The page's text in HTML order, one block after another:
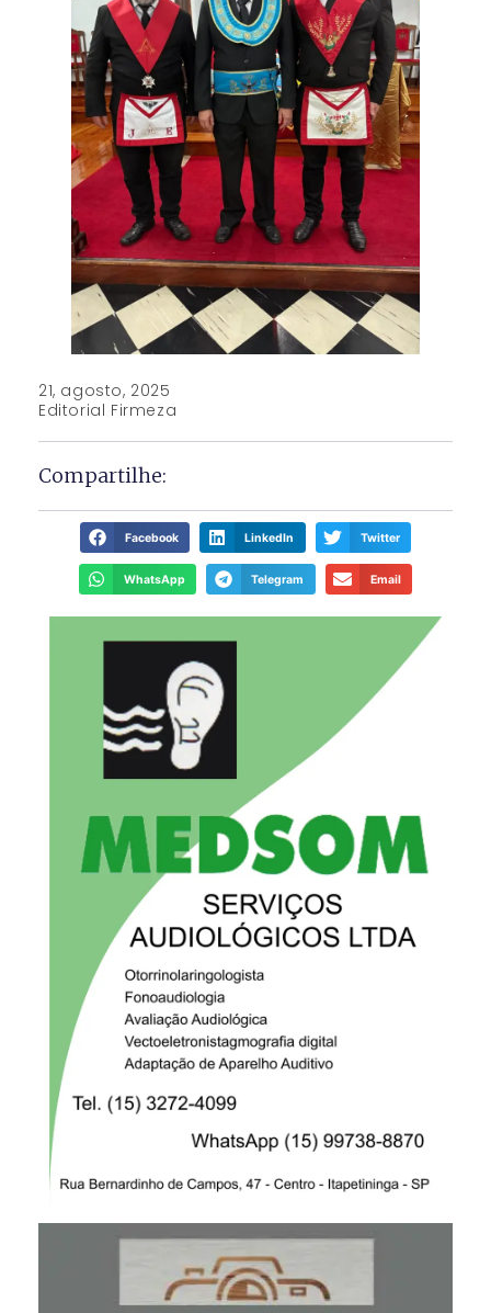
21, agosto, 2025
Editorial Firmeza
Compartilhe:
Facebook LinkedIn Twitter
WhatsApp Telegram Email